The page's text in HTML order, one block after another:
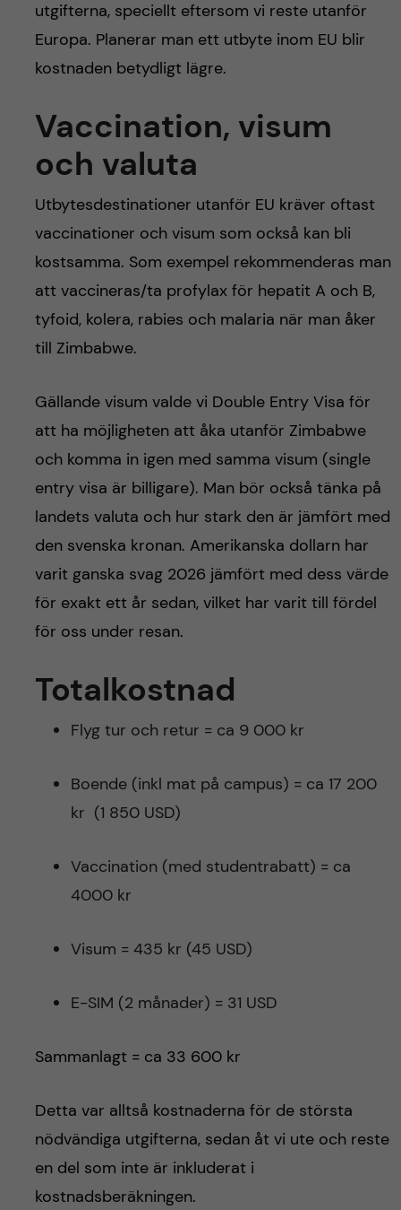
utgifterna, speciellt eftersom vi reste utanför
Europa. Planerar man ett utbyte inom EU blir
kostnaden betydligt lägre.
Vaccination, visum
och valuta
Utbytesdestinationer utanför EU kräver oftast
vaccinationer och visum som också kan bli
kostsamma. Som exempel rekommenderas man
att vaccineras/ta profylax för hepatit A och B,
tyfoid, kolera, rabies och malaria när man åker
till Zimbabwe.
Gällande visum valde vi Double Entry Visa för
att ha möjligheten att åka utanför Zimbabwe
och komma in igen med samma visum (single
entry visa är billigare). Man bör också tänka på
landets valuta och hur stark den är jämfört med
den svenska kronan. Amerikanska dollarn har
varit ganska svag 2026 jämfört med dess värde
för exakt ett år sedan, vilket har varit till fördel
för oss under resan.
Totalkostnad
Flyg tur och retur = ca 9 000 kr
Boende (inkl mat på campus) = ca 17 200
kr (1 850 USD)
Vaccination (med studentrabatt) = ca
4000 kr
Visum = 435 kr (45 USD)
E-SIM (2 månader) = 31 USD
Sammanlagt = ca 33 600 kr
Detta var alltså kostnaderna för de största
nödvändiga utgifterna, sedan åt vi ute och reste
en del som inte är inkluderat i
kostnadsberäkningen.